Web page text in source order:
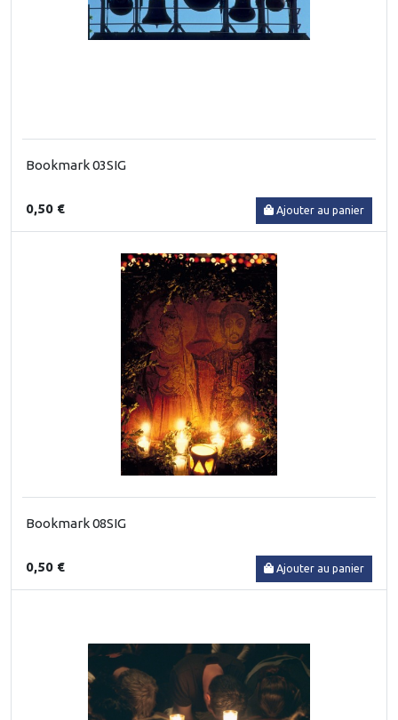
Bookmark 03SIG
0,50 € Ajouter au panier
Bookmark 08SIG
0,50 € Ajouter au panier